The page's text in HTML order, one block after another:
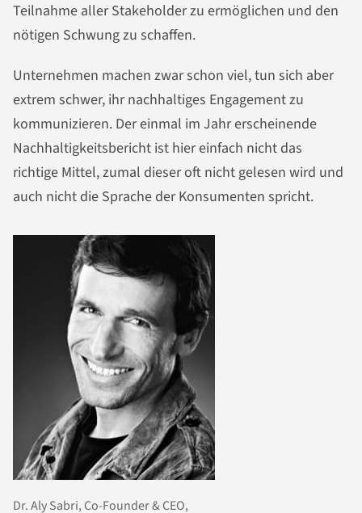
Teilnahme aller Stakeholder zu ermöglichen und den
nötigen Schwung zu schaffen.
Unternehmen machen zwar schon viel, tun sich aber
extrem schwer, ihr nachhaltiges Engagement zu
kommunizieren. Der einmal im Jahr erscheinende
Nachhaltigkeitsbericht ist hier einfach nicht das
richtige Mittel, zumal dieser oft nicht gelesen wird und
auch nicht die Sprache der Konsumenten spricht.
Dr. Aly Sabri, Co-Founder & CEO,